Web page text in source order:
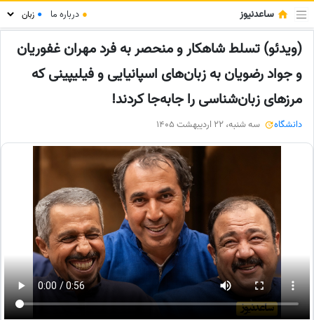
ساعدنیوز ● درباره ما ●
(ویدئو) تسلط شاهکار و منحصر به فرد مهران غفوریان
و جواد رضویان به زبان‌های اسپانیایی و فیلیپینی که
مرزهای زبان‌شناسی را جابه‌جا کردند!
دانشگاه سه شنبه، 22 اردیبهشت 1405